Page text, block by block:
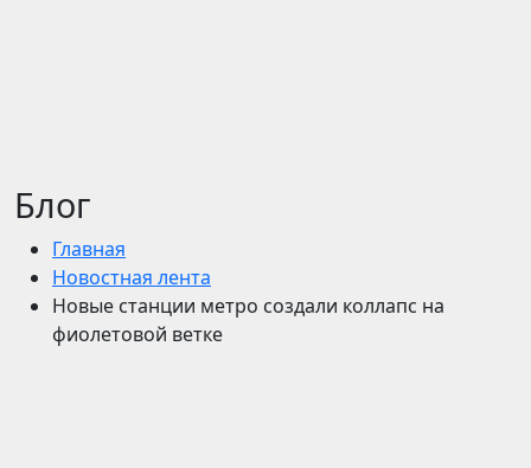
Блог
Главная
Новостная лента
Новые станции метро создали коллапс на
фиолетовой ветке